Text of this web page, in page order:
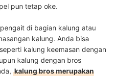
pun tetap oke.
di bagian kalung atau
kalung. Anda bisa
kalung keemasan dengan
kalung dengan bros
kalung bros merupakan